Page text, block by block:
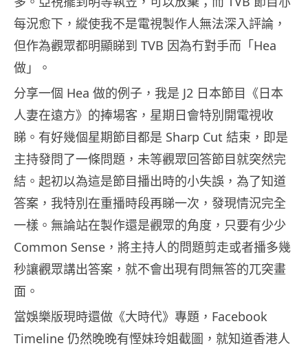
每況愈下，縱使我不是電視製作人無法深入評論，
但作為觀眾都明顯睇到 TVB 因為冇對手而「Hea
做」。
分享一個 Hea 做的例子，我是 J2 日本節目《日本
人妻在遠方》的捧場客，星期日會特別開電視收
睇。有好幾個星期節目都是 Sharp Cut 結束，即是
主持發問了一條問題，未等觀眾回答節目就突然完
結。起初以為這是節目播出時的小失誤，為了知道
答案，我特別在重播時段再睇一次，發現情況完全
一樣。無論站在製作還是觀眾的角度，只要有少少
Common Sense，將主持人的問題剪走或者播多幾
秒讓觀眾講出答案，就不會出現有問無答的兀突畫
面。
當娛樂版現時還做《大時代》專題，Facebook
Timeline 仍然晚晚有慳妹玲姐截圖，就知道香港人